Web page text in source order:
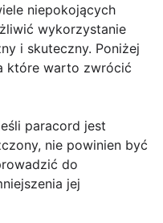
niepokojących
wykorzystanie
i skuteczny. Poniżej
które warto zwrócić
paracord jest
nie powinien być
do
jej